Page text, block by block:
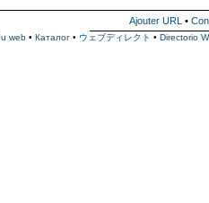
Ajouter URL •
web • Каталог • ウェブディレクト • Directorio